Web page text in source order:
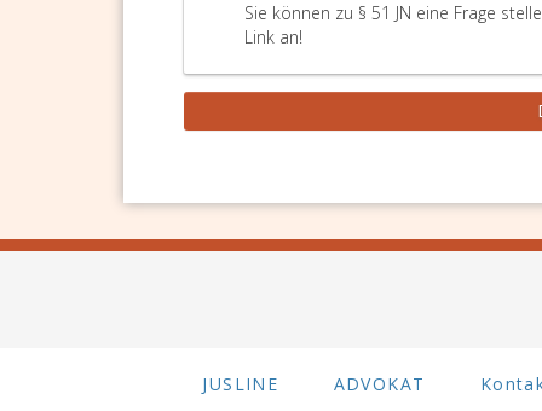
Sie können zu § 51 JN eine Frage
Link an!
JUSLINE ADVOKAT